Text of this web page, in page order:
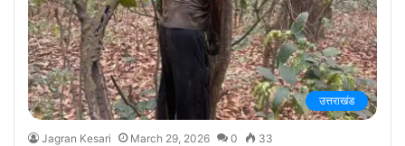
उत्तराखंड
Jagran Kesari March 29, 2026 0 33